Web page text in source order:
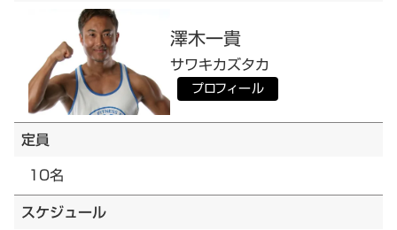
澤木一貴
サワキカズタカ
プロフィール
定員
10名
スケジュール